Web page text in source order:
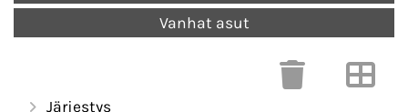
Vanhat asut
Järjestys